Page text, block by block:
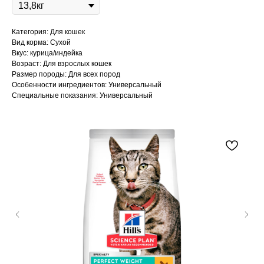
Категория: Для кошек
Вид корма: Сухой
Вкус: курица/индейка
Возраст: Для взрослых кошек
Размер породы: Для всех пород
Особенности ингредиентов: Универсальный
Специальные показания: Универсальный